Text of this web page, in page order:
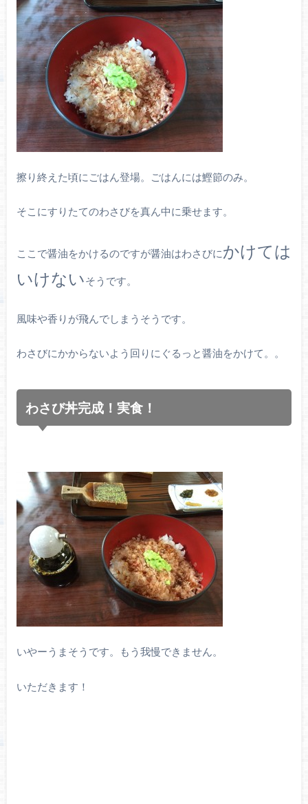
擦り終えた頃にごはん登場。ごはんには鰹節のみ。
そこにすりたてのわさびを真ん中に乗せます。
ここで醤油をかけるのですが醤油はわさびにかけては
いけないそうです。
風味や香りが飛んでしまうそうです。
わさびにかからないよう回りにぐるっと醤油をかけて。。
わさび丼完成！実食！
いやーうまそうです。もう我慢できません。
いただきます！